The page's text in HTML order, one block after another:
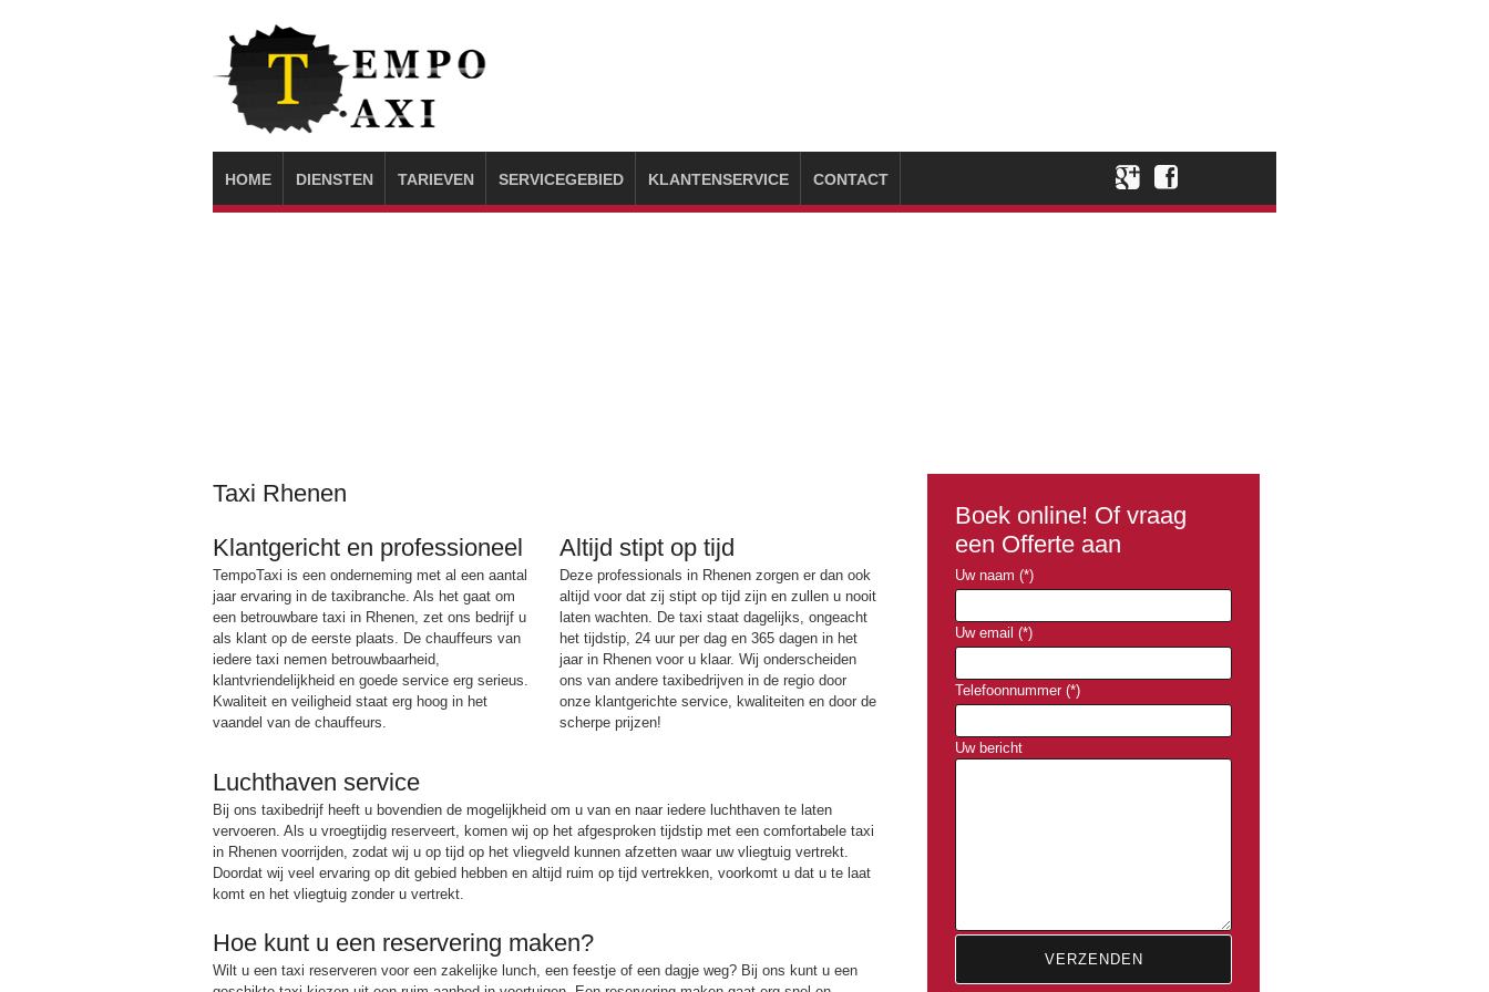
HOME DIENSTEN TARIEVEN SERVICEGEBIED KLANTENSERVICE CONTACT
Taxi Rhenen
Klantgericht en professioneel
TempoTaxi is een onderneming met al een aantal
jaar ervaring in de taxibranche. Als het gaat om
een betrouwbare taxi in Rhenen, zet ons bedrijf u
als klant op de eerste plaats. De chauffeurs van
iedere taxi nemen betrouwbaarheid,
klantvriendelijkheid en goede service erg serieus.
Kwaliteit en veiligheid staat erg hoog in het
vaandel van de chauffeurs.
Altijd stipt op tijd
Deze professionals in Rhenen zorgen er dan ook
altijd voor dat zij stipt op tijd zijn en zullen u nooit
laten wachten. De taxi staat dagelijks, ongeacht
het tijdstip, 24 uur per dag en 365 dagen in het
jaar in Rhenen voor u klaar. Wij onderscheiden
ons van andere taxibedrijven in de regio door
onze klantgerichte service, kwaliteiten en door de
scherpe prijzen!
Luchthaven service
Bij ons taxibedrijf heeft u bovendien de mogelijkheid om u van en naar iedere luchthaven te laten
vervoeren. Als u vroegtijdig reserveert, komen wij op het afgesproken tijdstip met een comfortabele taxi
in Rhenen voorrijden, zodat wij u op tijd op het vliegveld kunnen afzetten waar uw vliegtuig vertrekt.
Doordat wij veel ervaring op dit gebied hebben en altijd ruim op tijd vertrekken, voorkomt u dat u te laat
komt en het vliegtuig zonder u vertrekt.
Hoe kunt u een reservering maken?
Wilt u een taxi reserveren voor een zakelijke lunch, een feestje of een dagje weg? Bij ons kunt u een
Boek online! Of vraag
een Offerte aan
Uw naam (*)
Uw email (*)
Telefoonnummer (*)
Uw bericht